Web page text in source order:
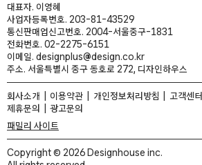
대표자. 이영혜
사업자등록번호. 203-81-43529
통신판매업신고번호. 2004-서울중구-1831
전화번호. 02-2275-6151
이메일. designplus@design.co.kr
주소. 서울특별시 중구 동호로 272, 디자인하우스
회사소개 이용약관 개인정보처리방침 고객센터
제휴문의
광고문의
패밀리 사이트
Copyright © 2026 Designhouse inc.